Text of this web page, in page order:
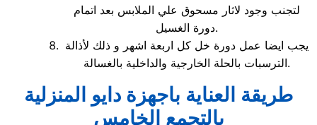
لتجنب وجود لاثار مسحوق علي الملابس بعد اتمام
دورة الغسيل.
يجب ايضا عمل دورة خل كل اربعة اشهر و ذلك لأذالة
الترسبات بالحلة الخارجية والداخلية بالغسالة.
طريقة العناية باجهزة دايو المنزلية
بالتجمع الخامس